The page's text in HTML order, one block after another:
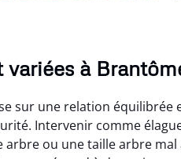
à
sur une relation équilibrée
Intervenir comme
ou une taille arbre